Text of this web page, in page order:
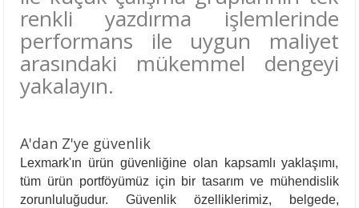
renkli yazdırma işlemlerinde
performans ile uygun maliyet
arasındaki mükemmel dengeyi
yakalayın.
A'dan Z'ye güvenlik
Lexmark'ın ürün güvenliğine olan kapsamlı yaklaşımı,
tüm ürün portföyümüz için bir tasarım ve mühendislik
zorunluluğudur. Güvenlik özelliklerimiz, belgede,